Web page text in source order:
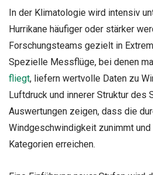
In der Klimatologie wird intensiv
Hurrikane häufiger oder stärker
Forschungsteams gezielt in
Spezielle Messflüge, bei denen
fliegt, liefern wertvolle Daten zu
Luftdruck und innerer Struktur des
Auswertungen zeigen, dass die
Windgeschwindigkeit zunimmt und
Kategorien erreichen.